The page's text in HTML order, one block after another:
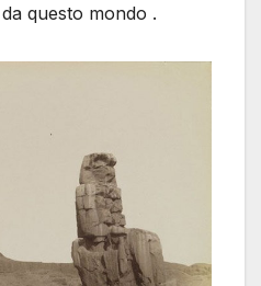
questo mondo .